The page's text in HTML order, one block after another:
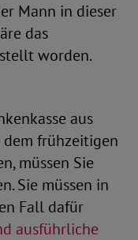
Mann in dieser
das
worden.
aus
frühzeitigen
müssen Sie
Sie müssen in
Fall dafür
ausführliche